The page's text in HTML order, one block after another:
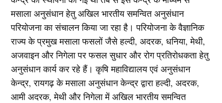
मसाला अनुसंधान हेतु अखिल भारतीय समन्वित अनुसंधान
परियोजना का संचालन किया जा रहा है। परियोजना के वैज्ञानिक
राज्य के प्रमुख मसाला फसलों जैसे हल्दी, अदरक, धनिया, मेथी,
अजवाइन और निगेला पर फसल सुधार और रोग प्रतिरोधकता हेतु
अनुसंधान कार्य कर रहे हैं। कृषि महाविद्यालय एवं अनुसंधान
केन्द्र, रायगढ़ के मसाला अनुसंधान केन्द्र द्वारा हल्दी, अदरक,
आमी अदरक, मेथी और निगेला में अखिल भारतीय समन्वित